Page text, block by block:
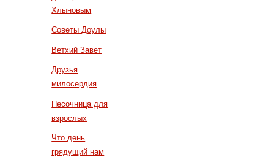
Хлыновым
Советы Доулы
Ветхий Завет
Друзья
милосердия
Песочница для
взрослых
Что день
грядущий нам